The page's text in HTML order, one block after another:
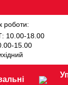
роботи:
10.00-18.00
15.00